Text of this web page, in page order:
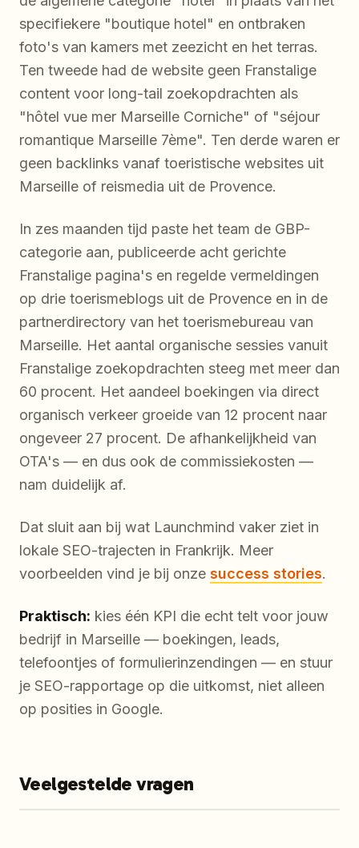
specifiekere "boutique hotel" en ontbraken
foto's van kamers met zeezicht en het terras.
Ten tweede had de website geen Franstalige
content voor long-tail zoekopdrachten als
"hôtel vue mer Marseille Corniche" of "séjour
romantique Marseille 7ème". Ten derde waren er
geen backlinks vanaf toeristische websites uit
Marseille of reismedia uit de Provence.
In zes maanden tijd paste het team de GBP-
categorie aan, publiceerde acht gerichte
Franstalige pagina's en regelde vermeldingen
op drie toerismeblogs uit de Provence en in de
partnerdirectory van het toerismebureau van
Marseille. Het aantal organische sessies vanuit
Franstalige zoekopdrachten steeg met meer dan
60 procent. Het aandeel boekingen via direct
organisch verkeer groeide van 12 procent naar
ongeveer 27 procent. De afhankelijkheid van
OTA's — en dus ook de commissiekosten —
nam duidelijk af.
Dat sluit aan bij wat Launchmind vaker ziet in
lokale SEO-trajecten in Frankrijk. Meer
voorbeelden vind je bij onze success stories.
Praktisch: kies één KPI die echt telt voor jouw
bedrijf in Marseille — boekingen, leads,
telefoontjes of formulierinzendingen — en stuur
je SEO-rapportage op die uitkomst, niet alleen
op posities in Google.
Veelgestelde vragen